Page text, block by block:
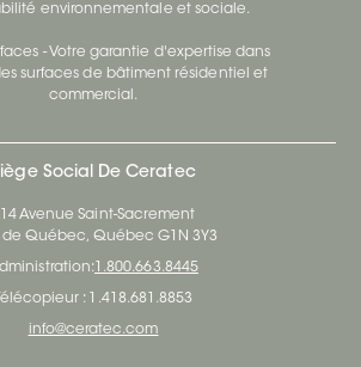
environnementale et sociale.
- Votre garantie d'expertise dans
surfaces de bâtiment résidentiel et
commercial.
Social De Ceratec
Avenue Saint-Sacrement
de Québec, Québec G1N 3Y3
1.800.663.8445
Télécopieur : 1.418.681.8853
info@ceratec.com